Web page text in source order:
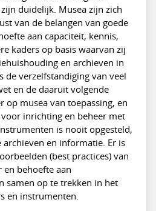
duidelijk. Musea zijn zich
van de belangen van goede
aan capaciteit, kennis,
kaders op basis waarvan zij
en archieven in
de verzelfstandiging van veel
en de daaruit volgende
op musea van toepassing, en
inrichting en beheer met
is nooit opgesteld,
en informatie. Er is
(best practices) van
behoefte aan
samen op te trekken in het
en instrumenten.